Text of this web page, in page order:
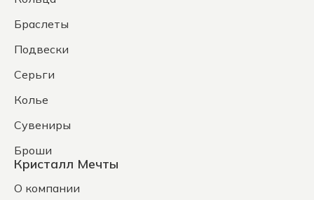
Браслеты
Подвески
Серьги
Колье
Сувениры
Броши
Кристалл Мечты
О компании